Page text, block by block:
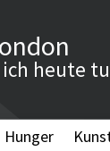
heute
Hunger